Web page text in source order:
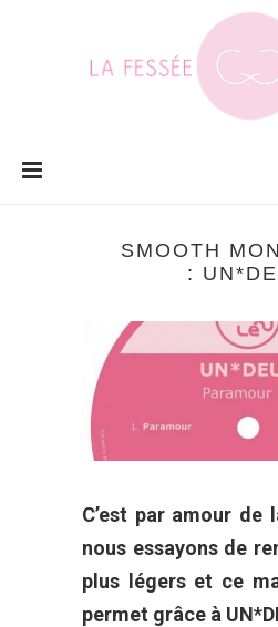
SMOOTH
:
C’est par amour de
nous essayons de
plus légers et ce
permet grâce à